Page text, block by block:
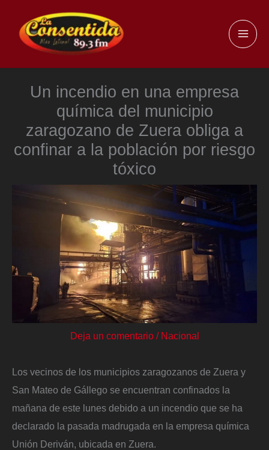
contenido
Un incendio en una empresa
química del municipio
zaragozano de Zuera obliga a
confinar a la población por riesgo
tóxico
Deja un comentario / Nacional
Los vecinos de los municipios zaragozanos de Zuera y
San Mateo de Gállego se encuentran confinados la
mañana de este lunes debido a un incendio que se ha
declarado la pasada madrugada en la empresa química
Unión Deriván, ubicada en Zuera.